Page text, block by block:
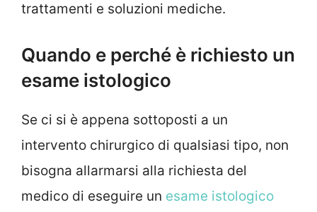
trattamenti e soluzioni mediche.
Quando e perché è richiesto un
esame istologico
Se ci si è appena sottoposti a un
intervento chirurgico di qualsiasi tipo, non
bisogna allarmarsi alla richiesta del
medico di eseguire un esame istologico